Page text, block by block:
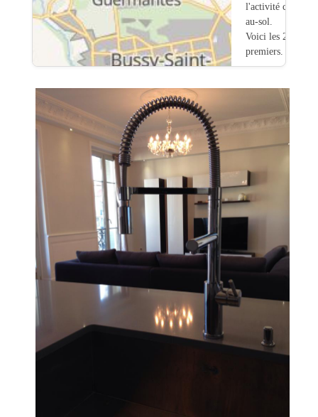
l'activité
au-sol.
Voici les 20
premiers.